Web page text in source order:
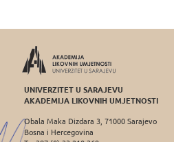
UNIVERZITET U SARAJEVU
AKADEMIJA LIKOVNIH UMJETNOSTI
Obala Maka Dizdara 3, 71000 Sarajevo
Bosna i Hercegovina